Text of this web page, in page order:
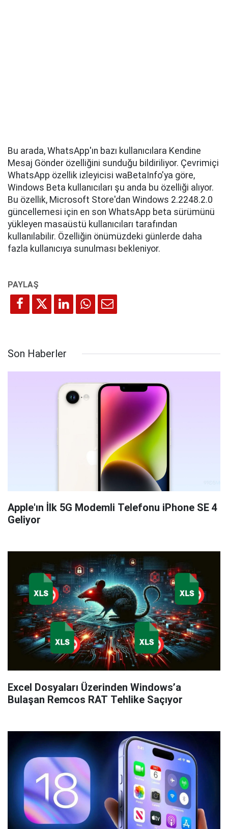
Bu arada, WhatsApp'ın bazı kullanıcılara Kendine
Mesaj Gönder özelliğini sunduğu bildiriliyor. Çevrimiçi
WhatsApp özellik izleyicisi waBetaInfo'ya göre,
Windows Beta kullanıcıları şu anda bu özelliği alıyor.
Bu özellik, Microsoft Store'dan Windows 2.2248.2.0
güncellemesi için en son WhatsApp beta sürümünü
yükleyen masaüstü kullanıcıları tarafından
kullanılabilir. Özelliğin önümüzdeki günlerde daha
fazla kullanıcıya sunulması bekleniyor.
Son Haberler
Apple'ın İlk 5G Modemli Telefonu iPhone SE 4
Geliyor
Excel Dosyaları Üzerinden Windows’a
Bulaşan Remcos RAT Tehlike Saçıyor